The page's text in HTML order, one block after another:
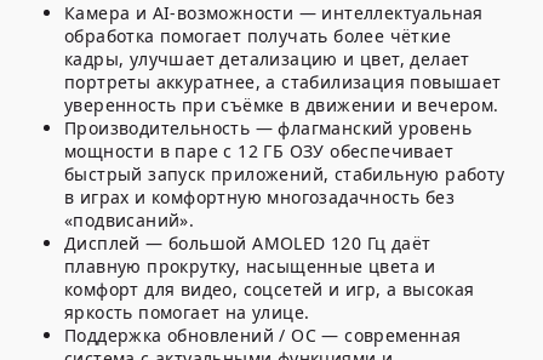
Камера и AI-возможности — интеллектуальная
обработка помогает получать более чёткие
кадры, улучшает детализацию и цвет, делает
портреты аккуратнее, а стабилизация повышает
уверенность при съёмке в движении и вечером.
Производительность — флагманский уровень
мощности в паре с 12 ГБ ОЗУ обеспечивает
быстрый запуск приложений, стабильную работу
в играх и комфортную многозадачность без
«подвисаний».
Дисплей — большой AMOLED 120 Гц даёт
плавную прокрутку, насыщенные цвета и
комфорт для видео, соцсетей и игр, а высокая
яркость помогает на улице.
Поддержка обновлений / ОС — современная